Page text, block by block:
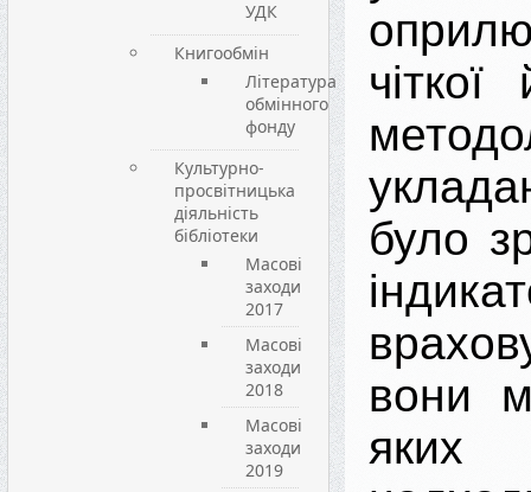
УДК
Книгообмін
Література
обмінного
фонду
Культурно-
просвітницька
діяльність
бібліотеки
Масові
заходи
2017
Масові
заходи
2018
Масові
заходи
2019
було
вони